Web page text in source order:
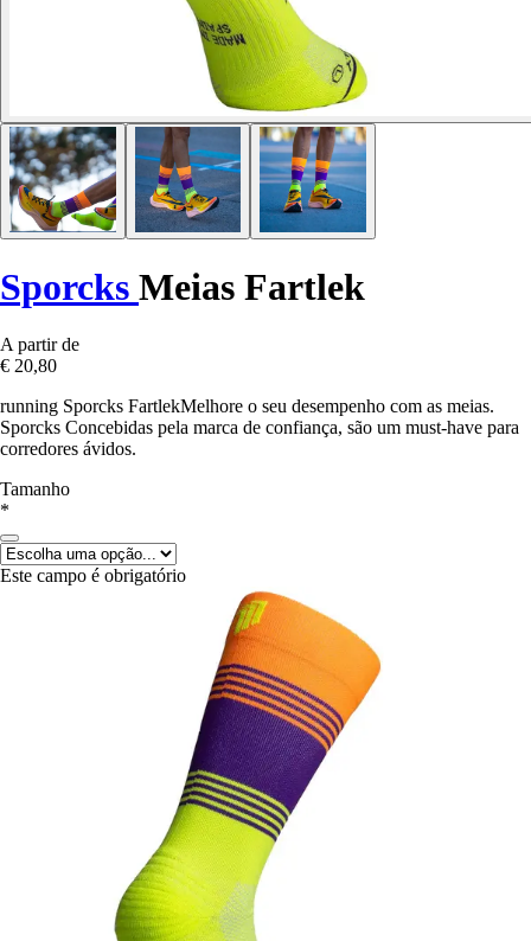
Sporcks Meias Fartlek
A partir de
€ 20,80
running Sporcks FartlekMelhore o seu desempenho com as meias.
Sporcks Concebidas pela marca de confiança, são um must-have para
corredores ávidos.
Tamanho
*
Este campo é obrigatório